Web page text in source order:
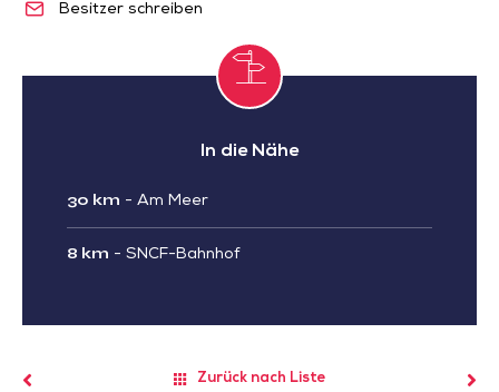
Besitzer schreiben
In die Nähe
30 km - Am Meer
8 km - SNCF-Bahnhof
Zurück nach Liste